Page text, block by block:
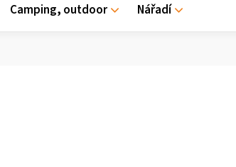
Camping, outdoor Nářadí